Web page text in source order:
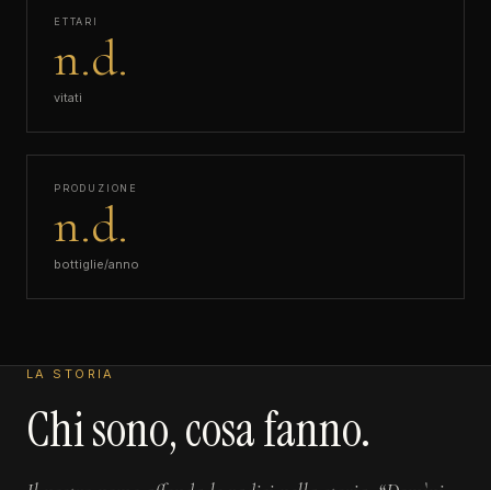
ETTARI
n.d.
vitati
PRODUZIONE
n.d.
bottiglie/anno
LA STORIA
Chi sono, cosa fanno.